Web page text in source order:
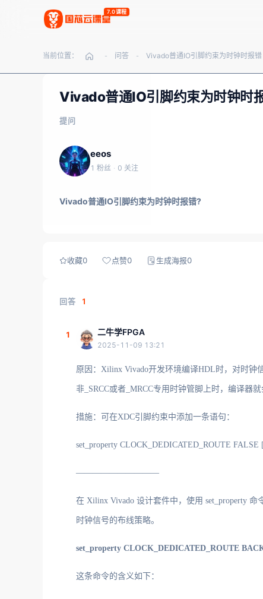
7.0课程
当前位置： - 问答 - Vivado普通IO引脚约束为时钟时报错
Vivado普通IO引脚约束为时钟时
提问
eeos
1 粉丝 · 0 关注
Vivado普通IO引脚约束为时钟时报错?
收藏0 点赞0 生成海报0
回答 1
1 二牛学FPGA
2025-11-09 13:21
原因：Xilinx Vivado开发环境编译HDL时，对时钟
非_SRCC或者_MRCC专用时钟管脚上时，编译器就
措施：可在XDC引脚约束中添加一条语句：
set_property CLOCK_DEDICATED_ROUTE FALSE
——————————
在 Xilinx Vivado 设计套件中，使用 set_property
时钟信号的布线策略。
set_property CLOCK_DEDICATED_ROUTE
这条命令的含义如下：